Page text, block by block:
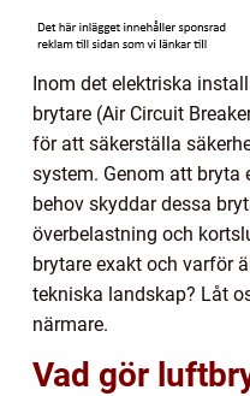
Inom det elektriska
brytare (Air Circuit
för att säkerställa
system. Genom att bryta
behov skyddar dessa
överbelastning och
brytare exakt och varför
tekniska landskap? Låt
närmare.
Vad gör